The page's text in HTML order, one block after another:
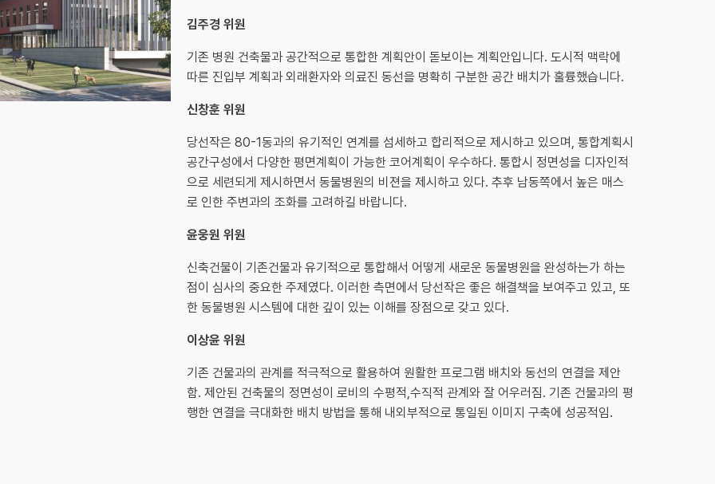
김주경 위원
기존 병원 건축물과 공간적으로 통합한 계획안이 돋보이는 계획안입니다. 도시적 맥락에
따른 진입부 계획과 외래환자와 의료진 동선을 명확히 구분한 공간 배치가 훌륭했습니다.
신창훈 위원
당선작은 80-1동과의 유기적인 연계를 섬세하고 합리적으로 제시하고 있으며, 통합계획시
공간구성에서 다양한 평면계획이 가능한 코어계획이 우수하다. 통합시 정면성을 디자인적
으로 세련되게 제시하면서 동물병원의 비젼을 제시하고 있다. 추후 남동쪽에서 높은 매스
로 인한 주변과의 조화를 고려하길 바랍니다.
윤웅원 위원
신축건물이 기존건물과 유기적으로 통합해서 어떻게 새로운 동물병원을 완성하는가 하는
점이 심사의 중요한 주제였다. 이러한 측면에서 당선작은 좋은 해결책을 보여주고 있고, 또
한 동물병원 시스템에 대한 깊이 있는 이해를 장점으로 갖고 있다.
이상윤 위원
기존 건물과의 관계를 적극적으로 활용하여 원활한 프로그램 배치와 동선의 연결을 제안
함. 제안된 건축물의 정면성이 로비의 수평적,수직적 관계와 잘 어우러짐. 기존 건물과의 평
행한 연결을 극대화한 배치 방법을 통해 내외부적으로 통일된 이미지 구축에 성공적임.